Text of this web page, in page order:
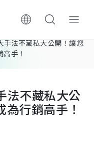
手法不藏私大公開！讓您
手！
法不藏私大公
行銷高手！